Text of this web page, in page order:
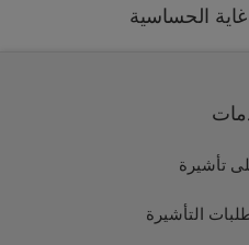
الحساسية
تأشيرة
التأشيرة